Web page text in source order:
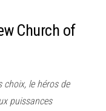
Church of
choix, le héros de
puissances